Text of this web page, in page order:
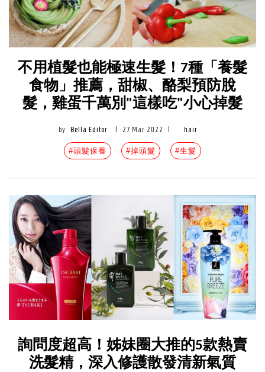
不用植髮也能極速生髮！7種「養髮
食物」推薦，甜椒、酪梨預防脫
髮，雞蛋千萬別"這樣吃"小心掉髮
by Bella Editor 27 Mar 2022 hair
#頭髮保養 #掉頭髮 #生髮
詢問度超高！姊妹圈大推的5款熱賣
洗髮精，深入修護散發清新氣質